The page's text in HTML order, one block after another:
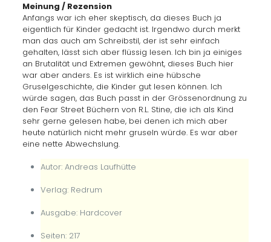
Meinung / Rezension
Anfangs war ich eher skeptisch, da dieses Buch ja
eigentlich für Kinder gedacht ist. Irgendwo durch merkt
man das auch am Schreibstil, der ist sehr einfach
gehalten, lässt sich aber flüssig lesen. Ich bin ja einiges
an Brutalität und Extremen gewöhnt, dieses Buch hier
war aber anders. Es ist wirklich eine hübsche
Gruselgeschichte, die Kinder gut lesen können. Ich
würde sagen, das Buch passt in der Grössenordnung zu
den Fear Street Büchern von R.L. Stine, die ich als Kind
sehr gerne gelesen habe, bei denen ich mich aber
heute natürlich nicht mehr gruseln würde. Es war aber
eine nette Abwechslung.
Autor: Andreas Laufhütte
Verlag: Redrum
Ausgabe: Hardcover
Seiten: 217